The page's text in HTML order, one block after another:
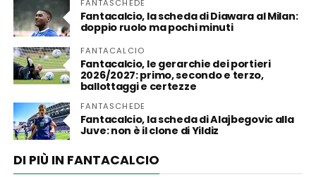
FANTASCHEDE
Fantacalcio, la scheda di Diawara al Milan:
doppio ruolo ma pochi minuti
FANTACALCIO
Fantacalcio, le gerarchie dei portieri
2026/2027: primo, secondo e terzo,
ballottaggi e certezze
FANTASCHEDE
Fantacalcio, la scheda di Alajbegovic alla
Juve: non è il clone di Yildiz
DI PIÙ IN FANTACALCIO